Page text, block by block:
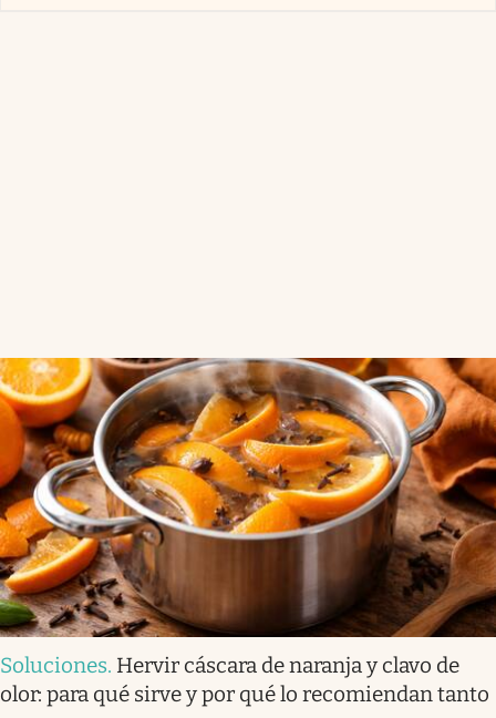
Soluciones. Hervir cáscara de naranja y clavo de
olor: para qué sirve y por qué lo recomiendan tanto